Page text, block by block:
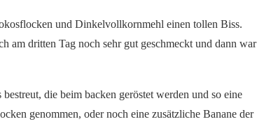
und Dinkelvollkornmehl einen tollen Biss.
am dritten Tag noch sehr gut geschmeckt und dann war
die beim backen geröstet werden und so eine
genommen, oder noch eine zusätzliche Banane der